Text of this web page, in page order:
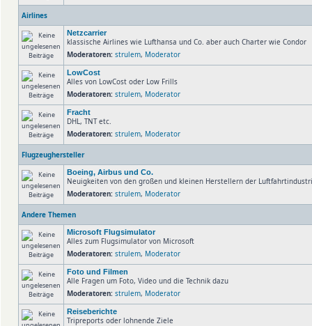
Airlines
Netzcarrier
klassische Airlines wie Lufthansa und Co. aber auch Charter wie Condor
Moderatoren: strulem, Moderator
LowCost
Alles von LowCost oder Low Frills
Moderatoren: strulem, Moderator
Fracht
DHL, TNT etc.
Moderatoren: strulem, Moderator
Flugzeughersteller
Boeing, Airbus und Co.
Neuigkeiten von den großen und kleinen Herstellern der
Moderatoren: strulem, Moderator
Andere Themen
Microsoft Flugsimulator
Alles zum Flugsimulator von Microsoft
Moderatoren: strulem, Moderator
Foto und Filmen
Alle Fragen um Foto, Video und die Technik dazu
Moderatoren: strulem, Moderator
Reiseberichte
Tripreports oder lohnende Ziele